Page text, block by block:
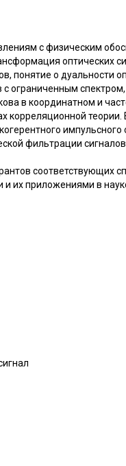
с физическим
оптических
понятие о дуальности
ограниченным
в координатном и
корреляционной теории.
фильтрации
соответствующих
их приложениями в